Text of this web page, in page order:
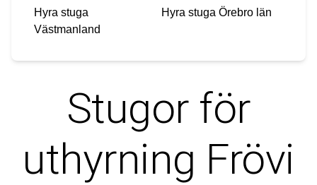
Hyra stuga
Västmanland
Hyra stuga Örebro län
Stugor för
uthyrning Frövi